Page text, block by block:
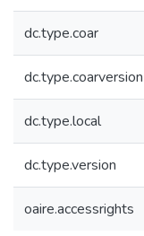
dc.type.coar
dc.type.coarversion
dc.type.local
dc.type.version
oaire.accessrights